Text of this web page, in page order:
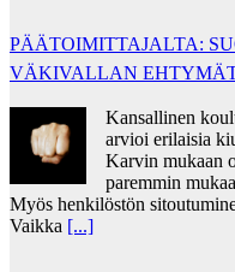
PÄÄTOIMITTAJALTA:
VÄKIVALLAN
Kansallinen
arvioi erilaisia
Karvin mukaan
paremmin
Myös henkilöstön
Vaikka [...]